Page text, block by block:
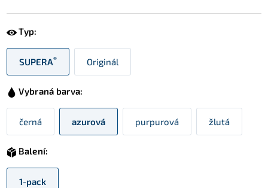
Typ:
SUPERA® Originál
Vybraná barva:
černá azurová purpurová žlutá
Balení:
1-pack